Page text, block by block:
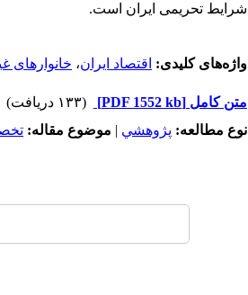
شرایط تحریمی ایران است.
واژه‌های کلیدی: اقتصاد ایران، خانوارهای
متن کامل [PDF 1552 kb]
(۱۳۳ دریافت)
نوع مطالعه: پژوهشي | موضوع مقاله: